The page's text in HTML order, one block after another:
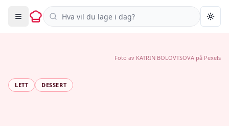
Søk i oppskrifter
LETT DESSERT
Foto av KATRIN BOLOVTSOVA på Pexels